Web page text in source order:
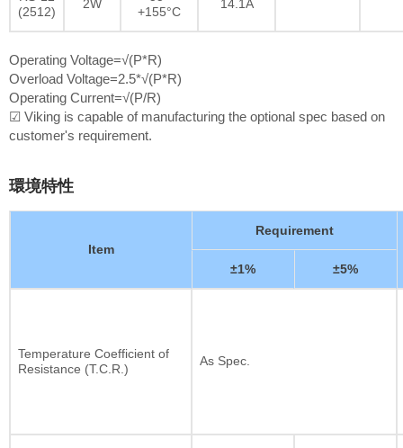
(2512)
2W
+155°C
14.1A
Operating Voltage=√(P*R)
Overload Voltage=2.5*√(P*R)
Operating Current=√(P/R)
☑ Viking is capable of manufacturing the optional spec based on
customer's requirement.
環境特性
Item
Requirement
±1% ±5%
Temperature Coefficient of
Resistance (T.C.R.)
As Spec.